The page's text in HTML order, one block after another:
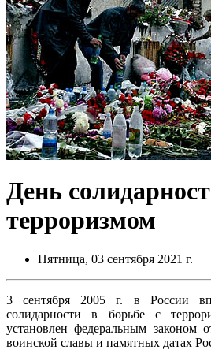
День
терроризмом
Пятница, 03 сентября 2021 г.
3 сентября 2005 г. в России
солидарности в борьбе с
установлен федеральным законом
воинской славы и памятных датах